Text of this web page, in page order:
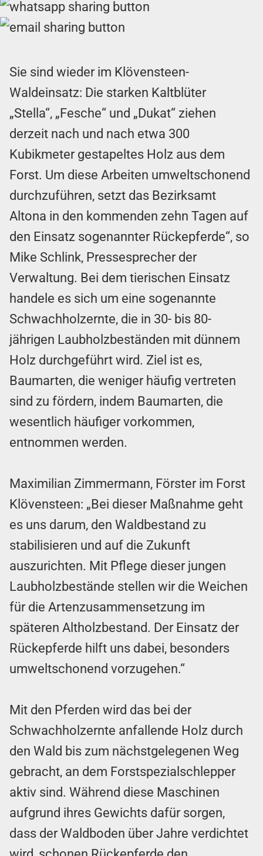
Sie sind wieder im Klövensteen-
Waldeinsatz: Die starken Kaltblüter
„Stella“, „Fesche“ und „Dukat“ ziehen
derzeit nach und nach etwa 300
Kubikmeter gestapeltes Holz aus dem
Forst. Um diese Arbeiten umweltschonend
durchzuführen, setzt das Bezirksamt
Altona in den kommenden zehn Tagen auf
den Einsatz sogenannter Rückepferde“, so
Mike Schlink, Pressesprecher der
Verwaltung. Bei dem tierischen Einsatz
handele es sich um eine sogenannte
Schwachholzernte, die in 30- bis 80-
jährigen Laubholzbeständen mit dünnem
Holz durchgeführt wird. Ziel ist es,
Baumarten, die weniger häufig vertreten
sind zu fördern, indem Baumarten, die
wesentlich häufiger vorkommen,
entnommen werden.
Maximilian Zimmermann, Förster im Forst
Klövensteen: „Bei dieser Maßnahme geht
es uns darum, den Waldbestand zu
stabilisieren und auf die Zukunft
auszurichten. Mit Pflege dieser jungen
Laubholzbestände stellen wir die Weichen
für die Artenzusammensetzung im
späteren Altholzbestand. Der Einsatz der
Rückepferde hilft uns dabei, besonders
umweltschonend vorzugehen.“
Mit den Pferden wird das bei der
Schwachholzernte anfallende Holz durch
den Wald bis zum nächstgelegenen Weg
gebracht, an dem Forstspezialschlepper
aktiv sind. Während diese Maschinen
aufgrund ihres Gewichts dafür sorgen,
dass der Waldboden über Jahre verdichtet